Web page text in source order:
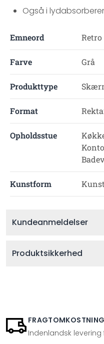
Også i
Emneord
Farve Grå
Produkttype
Format
Opholdsstue
Kunstform
Kundeanmeldelser
Produktsikkerhed
Indenlandsk levering